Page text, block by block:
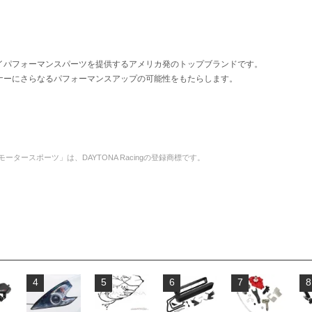
フォーマンスパーツを提供するアメリカ発のトップブランドです。
にさらなるパフォーマンスアップの可能性をもたらします。
タースポーツ」は、DAYTONA Racingの登録商標です。
4 5 6 7 8